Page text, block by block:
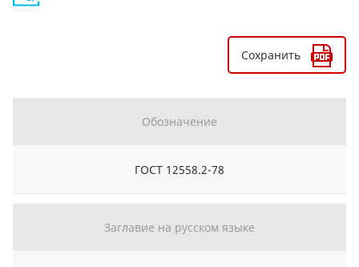
Сохранить
Обозначение
ГОСТ 12558.2-78
Заглавие на русском языке